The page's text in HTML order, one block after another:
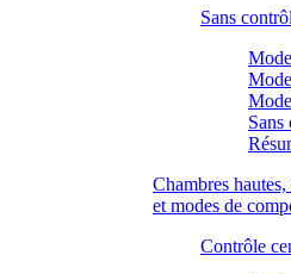
Sans
Sans
Chambres
et modes de
Contrôle